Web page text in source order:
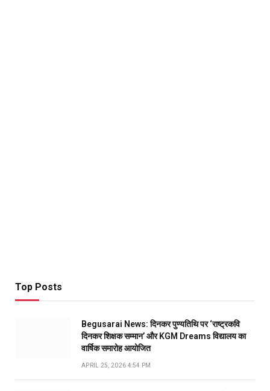
Top Posts
Begusarai News: दिनकर पुण्यतिथि पर ‘राष्ट्रकवि
दिनकर शिक्षक सम्मान’ और KGM Dreams विद्यालय का
वार्षिक समारोह आयोजित
APRIL 25, 2026 4:54 PM